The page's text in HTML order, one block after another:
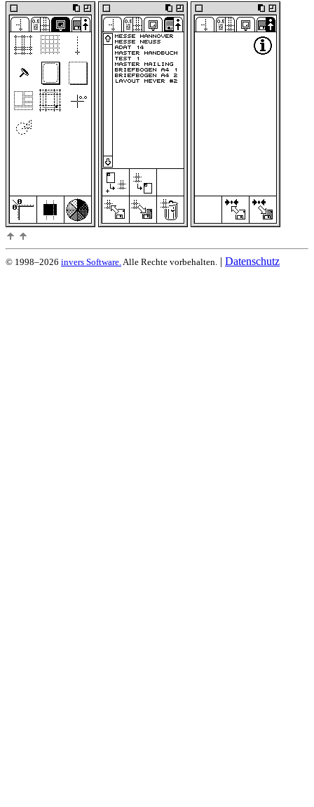
© 1998–2026 invers Software. Alle Rechte vorbehalten. | Datenschutz